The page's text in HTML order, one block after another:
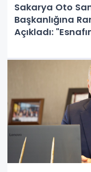
Sakarya Oto
Başkanlığına
Açıkladı: